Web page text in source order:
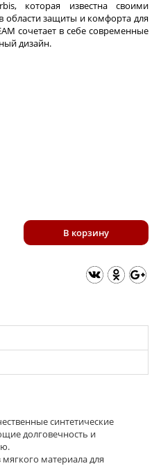
которая известна своими
защиты и комфорта для
сочетает в себе современные
дизайн.
В корзину
синтетические
долговечность и
материала для